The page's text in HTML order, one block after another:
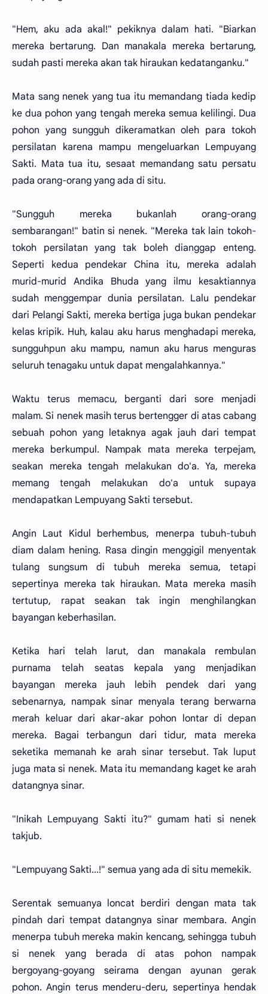
"Hem, aku ada akal!" pekiknya dalam hati. "Biarkan
mereka bertarung. Dan manakala mereka bertarung,
sudah pasti mereka akan tak hiraukan kedatanganku."
Mata sang nenek yang tua itu memandang tiada kedip
ke dua pohon yang tengah mereka semua kelilingi. Dua
pohon yang sungguh dikeramatkan oleh para tokoh
persilatan karena mampu mengeluarkan Lempuyang
Sakti. Mata tua itu, sesaat memandang satu persatu
pada orang-orang yang ada di situ.
"Sungguh mereka bukanlah orang-orang
sembarangan!" batin si nenek. "Mereka tak lain tokoh-
tokoh persilatan yang tak boleh dianggap enteng.
Seperti kedua pendekar China itu, mereka adalah
murid-murid Andika Bhuda yang ilmu kesaktiannya
sudah menggempar dunia persilatan. Lalu pendekar
dari Pelangi Sakti, mereka bertiga juga bukan pendekar
kelas kripik. Huh, kalau aku harus menghadapi mereka,
sungguhpun aku mampu, namun aku harus menguras
seluruh tenagaku untuk dapat mengalahkannya."
Waktu terus memacu, berganti dari sore menjadi
malam. Si nenek masih terus bertengger di atas cabang
sebuah pohon yang letaknya agak jauh dari tempat
mereka berkumpul. Nampak mata mereka terpejam,
seakan mereka tengah melakukan do'a. Ya, mereka
memang tengah melakukan do'a untuk supaya
mendapatkan Lempuyang Sakti tersebut.
Angin Laut Kidul berhembus, menerpa tubuh-tubuh
diam dalam hening. Rasa dingin menggigil menyentak
tulang sungsum di tubuh mereka semua, tetapi
sepertinya mereka tak hiraukan. Mata mereka masih
tertutup, rapat seakan tak ingin menghilangkan
bayangan keberhasilan.
Ketika hari telah larut, dan manakala rembulan
purnama telah seatas kepala yang menjadikan
bayangan mereka jauh lebih pendek dari yang
sebenarnya, nampak sinar menyala terang berwarna
merah keluar dari akar-akar pohon lontar di depan
mereka. Bagai terbangun dari tidur, mata mereka
seketika memanah ke arah sinar tersebut. Tak luput
juga mata si nenek. Mata itu memandang kaget ke arah
datangnya sinar.
"Inikah Lempuyang Sakti itu?" gumam hati si nenek
takjub.
"Lempuyang Sakti...!" semua yang ada di situ memekik.
Serentak semuanya loncat berdiri dengan mata tak
pindah dari tempat datangnya sinar membara. Angin
menerpa tubuh mereka makin kencang, sehingga tubuh
si nenek yang berada di atas pohon nampak
bergoyang-goyang seirama dengan ayunan gerak
pohon. Angin terus menderu-deru, sepertinya hendak